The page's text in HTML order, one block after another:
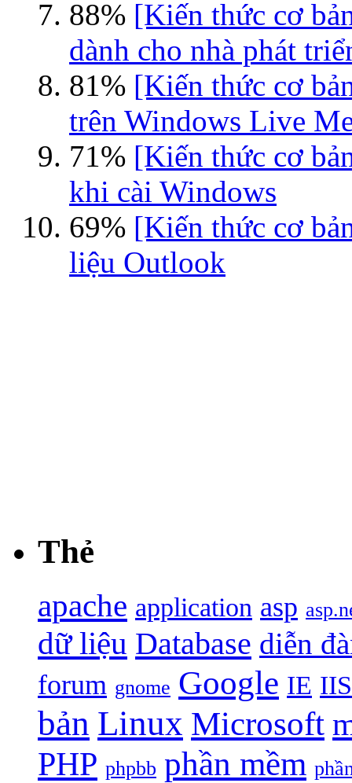
88% [Kiến thức cơ
dành cho nhà phát
81% [Kiến thức cơ
trên Windows Live
71% [Kiến thức cơ
khi cài Windows
69% [Kiến thức cơ
liệu Outlook
Thẻ
apache application asp
dữ liệu Database diễn
forum gnome Google IE IIS
bản Linux Microsoft
PHP phpbb phần mềm